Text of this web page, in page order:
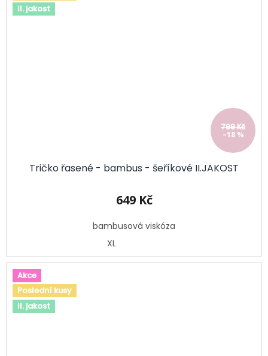
II. jakost
799 Kč
–18 %
Tričko řasené - bambus - šeříkové II.JAKOST
649 Kč
bambusová viskóza
XL
Akce
Poslední kusy
II. jakost